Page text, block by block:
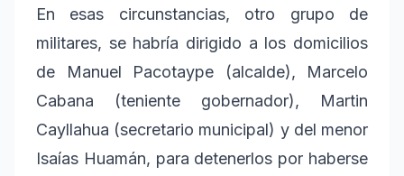
En esas circunstancias, otro grupo de
militares, se habría dirigido a los domicilios
de Manuel Pacotaype (alcalde), Marcelo
Cabana (teniente gobernador), Martin
Cayllahua (secretario municipal) y del menor
Isaías Huamán, para detenerlos por haberse